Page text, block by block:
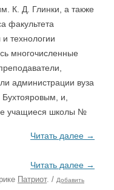
К. Д. Глинки, а также
факультета
технологии
многочисленные
администрации вуза
и,
учащиеся школы №
Читать далее →
Читать далее →
Патриот. / Добавить